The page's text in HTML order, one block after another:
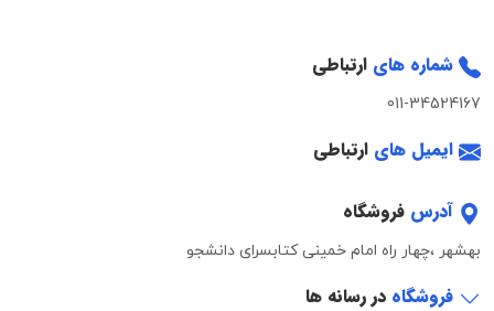
شماره های ارتباطی
011-34524167
ایمیل های ارتباطی
آدرس فروشگاه
بهشهر ،چهار راه امام خمینی کتابسرای دانشجو
فروشگاه در رسانه ها